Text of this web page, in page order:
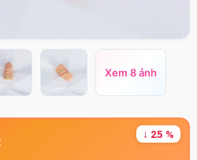
Xem 8 ảnh
↓ 25 %